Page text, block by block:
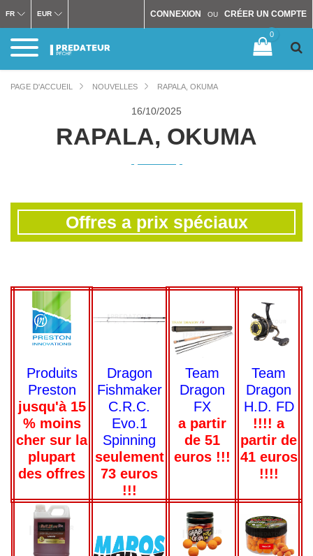
CONNEXION OU CRÉER UN COMPTE
FR EUR
0
PAGE D'ACCUEIL NOUVELLES RAPALA, OKUMA
16/10/2025
RAPALA, OKUMA
Offres a prix spéciaux
Produits
Preston
jusqu'à 15
% moins
cher sur la
plupart
des offres
Dragon
Fishmaker
C.R.C.
Evo.1
Spinning
seulement
73 euros
!!!
Team
Dragon
FX
a partir
de 51
euros !!!
Team
Dragon
H.D. FD
!!!! a
partir de
41 euros
!!!!